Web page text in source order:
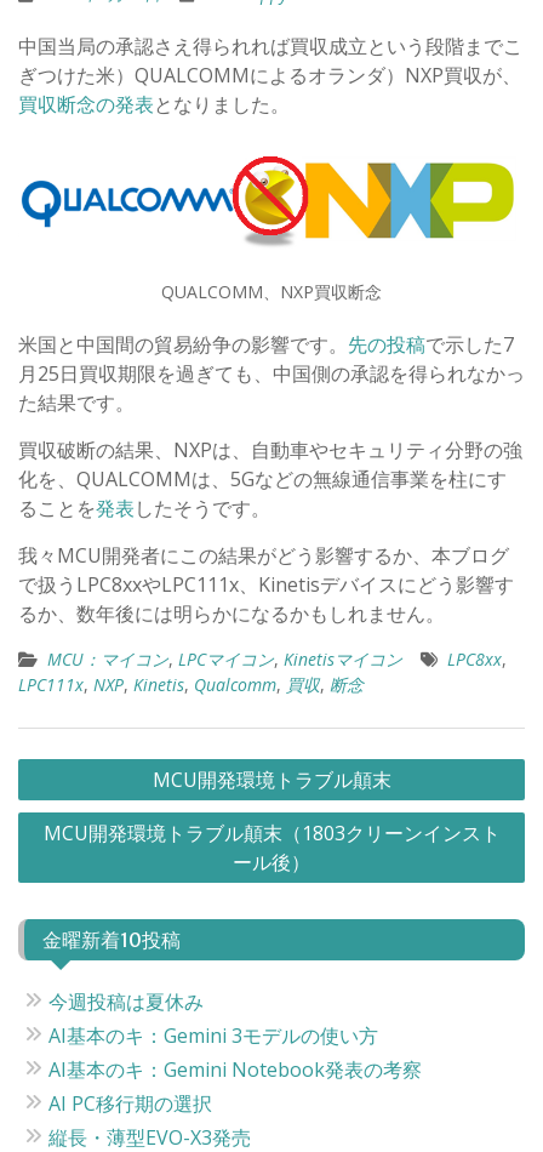
中国当局の承認さえ得られれば買収成立という段階までこ
ぎつけた米）QUALCOMMによるオランダ）NXP買収が、
買収断念の発表となりました。
QUALCOMM、NXP買収断念
米国と中国間の貿易紛争の影響です。 先の投稿で示した7
月25日買収期限を過ぎても、中国側の承認を得られなかっ
た結果です。
買収破断の結果、NXPは、自動車やセキュリティ分野の強
化を、QUALCOMMは、5Gなどの無線通信事業を柱にす
ることを発表したそうです。
我々MCU開発者にこの結果がどう影響するか、本ブログ
で扱うLPC8xxやLPC111x、Kinetisデバイスにどう影響す
るか、数年後には明らかになるかもしれません。
MCU：マイコン, LPCマイコン, Kinetisマイコン LPC8xx,
LPC111x, NXP, Kinetis, Qualcomm, 買収, 断念
稿
ナ
ビ
ゲ
ー
シ
ョ
ン
MCU開発環境トラブル顛末
MCU開発環境トラブル顛末（1803クリーンインスト
ール後）
金曜新着10投稿
今週投稿は夏休み
AI基本のキ：Gemini 3モデルの使い方
AI基本のキ：Gemini Notebook発表の考察
AI PC移行期の選択
縦長・薄型EVO-X3発売